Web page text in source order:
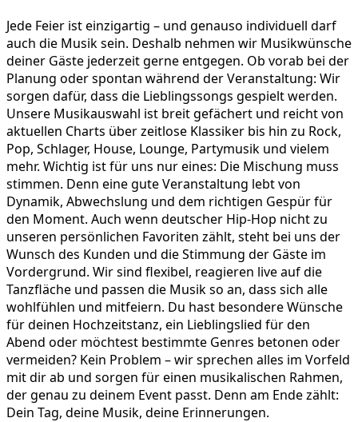
Jede Feier ist einzigartig – und genauso individuell darf
auch die Musik sein. Deshalb nehmen wir Musikwünsche
deiner Gäste jederzeit gerne entgegen. Ob vorab bei der
Planung oder spontan während der Veranstaltung: Wir
sorgen dafür, dass die Lieblingssongs gespielt werden.
Unsere Musikauswahl ist breit gefächert und reicht von
aktuellen Charts über zeitlose Klassiker bis hin zu Rock,
Pop, Schlager, House, Lounge, Partymusik und vielem
mehr. Wichtig ist für uns nur eines: Die Mischung muss
stimmen. Denn eine gute Veranstaltung lebt von
Dynamik, Abwechslung und dem richtigen Gespür für
den Moment. Auch wenn deutscher Hip-Hop nicht zu
unseren persönlichen Favoriten zählt, steht bei uns der
Wunsch des Kunden und die Stimmung der Gäste im
Vordergrund. Wir sind flexibel, reagieren live auf die
Tanzfläche und passen die Musik so an, dass sich alle
wohlfühlen und mitfeiern. Du hast besondere Wünsche
für deinen Hochzeitstanz, ein Lieblingslied für den
Abend oder möchtest bestimmte Genres betonen oder
vermeiden? Kein Problem – wir sprechen alles im Vorfeld
mit dir ab und sorgen für einen musikalischen Rahmen,
der genau zu deinem Event passt. Denn am Ende zählt:
Dein Tag, deine Musik, deine Erinnerungen.